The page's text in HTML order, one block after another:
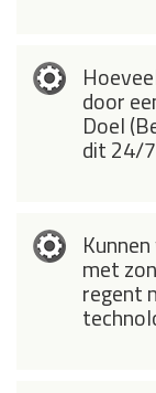
door
Doel
dit 24/
met
regent